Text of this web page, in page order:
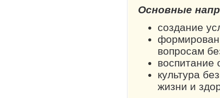
Основные
создание
вопросам
воспитание
культура
жизни и